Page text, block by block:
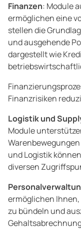
Finanzen: Module
ermöglichen eine
stellen die
und ausgehende
dargestellt wie
Finanzrisiken
Logistik und
Module
und Logistik
diversen
ermöglichen
zu bündeln und